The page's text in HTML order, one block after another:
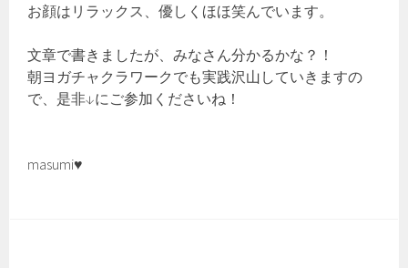
お顔はリラックス、優しくほほ笑んでいます。
文章で書きましたが、みなさん分かるかな？！
朝ヨガチャクラワークでも実践沢山していきますの
で、是非↓にご参加くださいね！
masumi♥